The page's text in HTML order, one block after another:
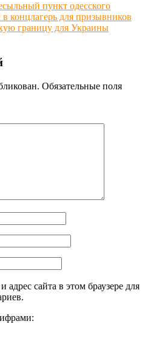
пункт одесского
концлагерь для призывников
границу для Украины
Обязательные поля
сайта в этом браузере для